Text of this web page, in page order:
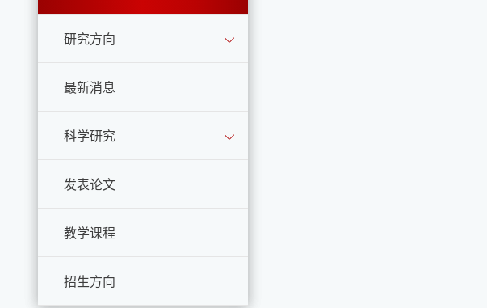
研究方向
最新消息
科学研究
发表论文
教学课程
招生方向